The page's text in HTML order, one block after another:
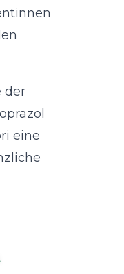
der
eine